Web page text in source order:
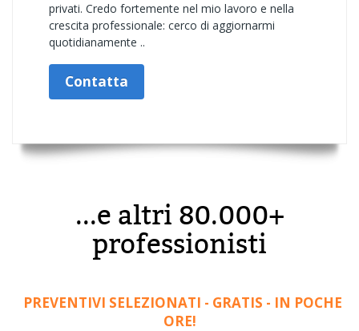
privati. Credo fortemente nel mio lavoro e nella
crescita professionale: cerco di aggiornarmi
quotidianamente ..
Contatta
...e altri 80.000+
professionisti
PREVENTIVI SELEZIONATI - GRATIS - IN POCHE
ORE!